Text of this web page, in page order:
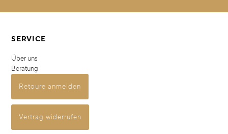
SERVICE
Über uns
Beratung
Retoure anmelden
Vertrag widerrufen